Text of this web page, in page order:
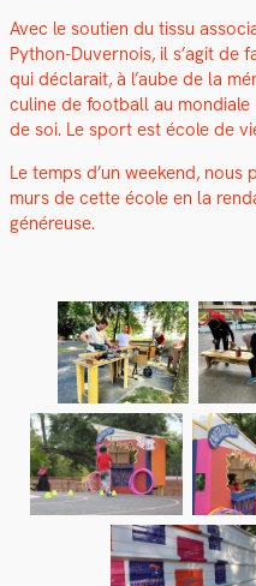
Avec le sou­tien du tis­su
Python-Duver­nois, il s’agit de
qui déclarait, à l’aube de la
cu­line de foot­ball au mon­di­ale
de soi. Le sport est école de
Le temps d’un week­end,
murs de cette école en la
généreuse.